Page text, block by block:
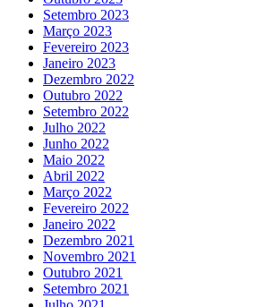
Setembro 2023
Março 2023
Fevereiro 2023
Janeiro 2023
Dezembro 2022
Outubro 2022
Setembro 2022
Julho 2022
Junho 2022
Maio 2022
Abril 2022
Março 2022
Fevereiro 2022
Janeiro 2022
Dezembro 2021
Novembro 2021
Outubro 2021
Setembro 2021